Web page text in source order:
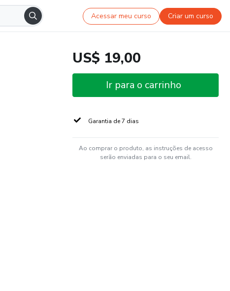
Acessar meu curso Criar um curso
US$ 19,00
Ir para o carrinho
Garantia de 7 dias
Ao comprar o produto, as instruções de acesso
serão enviadas para o seu email.